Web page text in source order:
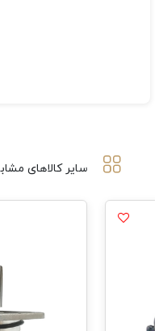
سایر کالاهای